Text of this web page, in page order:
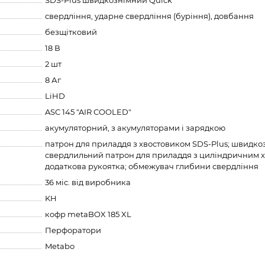
свердління, ударне свердління (буріння), довбання
безщітковий
18 В
2 шт
8 Аг
LiHD
ASC 145 "AIR COOLED"
акумуляторний, з акумуляторами і зарядкою
патрон для приладдя з хвостовиком SDS-Plus;
свердлильний патрон для приладдя з циліндричним
додаткова рукоятка; обмежувач глибини свердління
36 міс. від виробника
KH
кофр metaBOX 185 XL
Перфоратори
Metabo